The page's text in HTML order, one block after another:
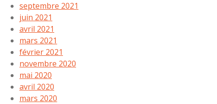
septembre 2021
juin 2021
avril 2021
mars 2021
février 2021
novembre 2020
mai 2020
avril 2020
mars 2020